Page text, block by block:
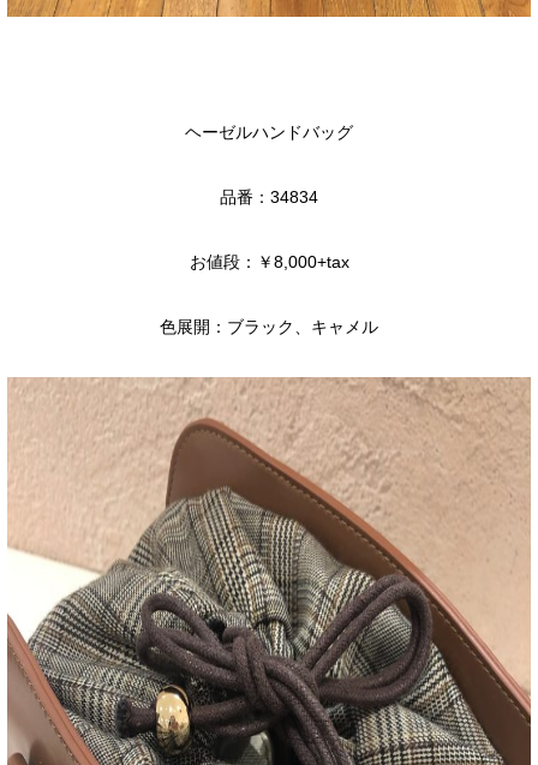
ヘーゼルハンドバッグ
品番：34834
お値段：￥8,000+tax
色展開：ブラック、キャメル